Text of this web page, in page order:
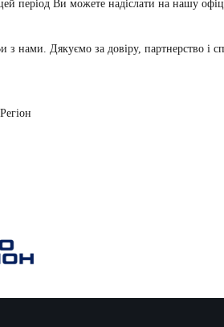
період Ви можете надіслати на нашу
нами. Дякуємо за довіру, партнерство і